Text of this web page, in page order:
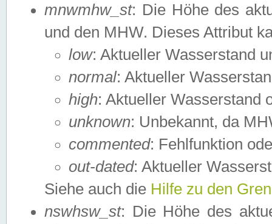
mnwmhw_st: Die Höhe des
und den MHW. Dieses Attribut
low: Aktueller Wasserstand
normal: Aktueller
high: Aktueller Wasserstand
unknown: Unbekannt, da
commented: Fehlfunktion
out-dated: Aktueller
Siehe auch die Hilfe zu den
nswhsw_st: Die Höhe des